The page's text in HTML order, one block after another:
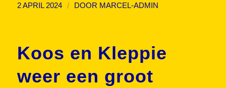
2 APRIL 2024 / DOOR MARCEL-ADMIN
Koos en Kleppie
weer een groot